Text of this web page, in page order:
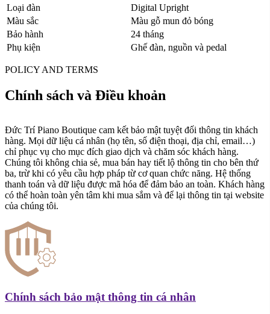
Loại đàn
Digital Upright
Màu sắc
Màu gỗ mun đỏ bóng
Bảo hành
24 tháng
Phụ kiện
Ghế đàn, nguồn và pedal
POLICY AND TERMS
Chính sách và Điều khoản
Đức Trí Piano Boutique cam kết bảo mật tuyệt đối thông tin khách
hàng. Mọi dữ liệu cá nhân (họ tên, số điện thoại, địa chỉ, email…)
chỉ phục vụ cho mục đích giao dịch và chăm sóc khách hàng.
Chúng tôi không chia sẻ, mua bán hay tiết lộ thông tin cho bên thứ
ba, trừ khi có yêu cầu hợp pháp từ cơ quan chức năng. Hệ thống
thanh toán và dữ liệu được mã hóa để đảm bảo an toàn. Khách hàng
có thể hoàn toàn yên tâm khi mua sắm và để lại thông tin tại website
của chúng tôi.
Chính sách bảo mật thông tin cá nhân